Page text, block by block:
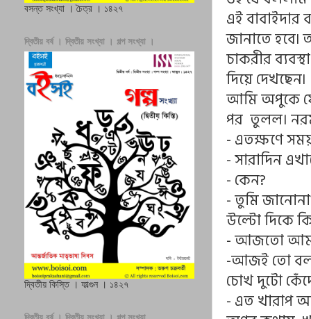
এই
জানাতে
চাকরীর
দিয়ে দেখছেন৷
আমি অপুকে
পর তুলল। নরম,
- এতক্ষণে
- সারাদিন
- কেন?
- তুমি
উল্টো দিকে
- আজতো
-আজই তো
চোখ দুটো
- এত খারাপ
বসন্ত সংখ্যা । চৈত্র । ১৪২৭
দ্বিতীয় বর্ষ । দ্বিতীয় সংখ্যা । গল্প সংখ্যা ।
দ্বিতীয় কিস্তি । ফাল্গুন । ১৪২৭